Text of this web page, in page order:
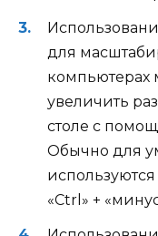
для
увеличить
столе с
Обычно для
«Ctrl» +